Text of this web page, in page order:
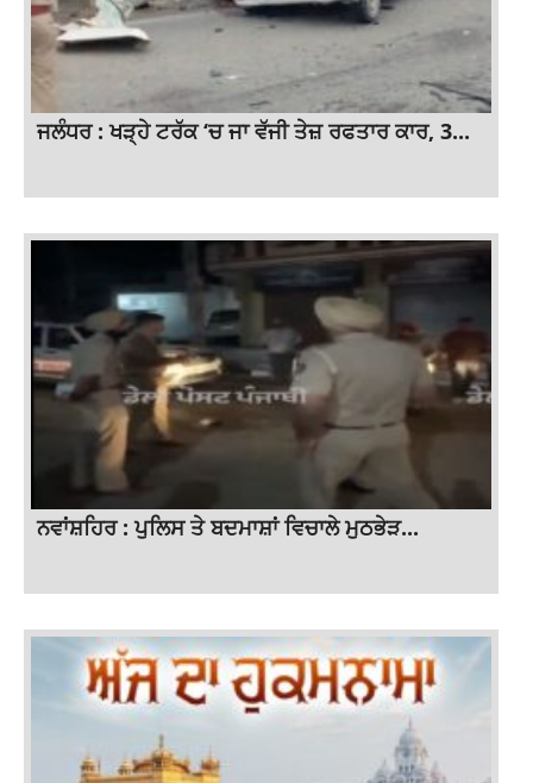
ਜਲੰਧਰ : ਖੜ੍ਹੇ ਟਰੱਕ ‘ਚ ਜਾ ਵੱਜੀ ਤੇਜ਼ ਰਫਤਾਰ ਕਾਰ, 3...
ਨਵਾਂਸ਼ਹਿਰ : ਪੁਲਿਸ ਤੇ ਬਦਮਾਸ਼ਾਂ ਵਿਚਾਲੇ ਮੁਠਭੇੜ...